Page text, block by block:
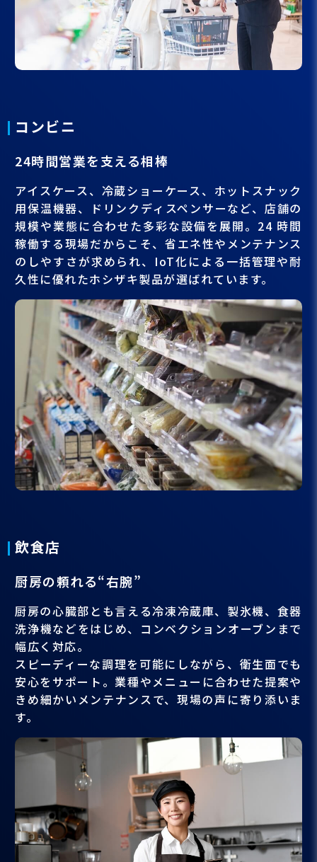
コンビニ
24時間営業を支える相棒
アイスケース、冷蔵ショーケース、ホットスナック
用保温機器、ドリンクディスペンサーなど、店舗の
規模や業態に合わせた多彩な設備を展開。24 時間
稼働する現場だからこそ、省エネ性やメンテナンス
のしやすさが求められ、IoT化による一括管理や耐
久性に優れたホシザキ製品が選ばれています。
飲食店
厨房の頼れる“右腕”
厨房の心臓部とも言える冷凍冷蔵庫、製氷機、食器
洗浄機などをはじめ、コンベクションオーブンまで
幅広く対応。
スピーディーな調理を可能にしながら、衛生面でも
安心をサポート。業種やメニューに合わせた提案や
きめ細かいメンテナンスで、現場の声に寄り添いま
す。